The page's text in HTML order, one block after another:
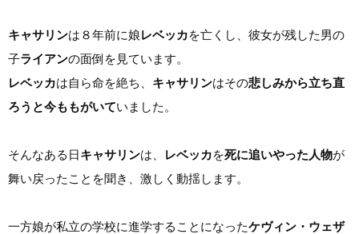
キャサリンは８年前に娘レベッカを亡くし、彼女が残した男の
子ライアンの面倒を見ています。
レベッカは自ら命を絶ち、 キャサリンはその悲しみから立ち直
ろうと今ももがいていました。
そんなある日キャサリンは、 レベッカを死に追いやった人物が
舞い戻ったことを聞き、激しく動揺します。
一方娘が私立の学校に進学することになったケヴィン・ウェザ